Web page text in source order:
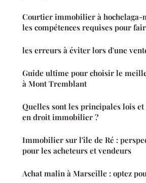
Courtier immobilier à hochelaga-
les compétences requises pour
les erreurs à éviter lors d'une
Guide ultime pour choisir le
à Mont Tremblant
Quelles sont les principales lois
en droit immobilier ?
Immobilier sur l'île de Ré :
pour les acheteurs et vendeurs
Achat malin à Marseille : optez